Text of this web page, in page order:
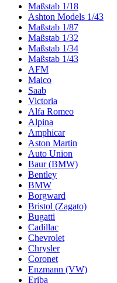
Maßstab 1/18
Ashton Models 1/43
Maßstab 1/87
Maßstab 1/32
Maßstab 1/34
Maßstab 1/43
AFM
Maico
Saab
Victoria
Alfa Romeo
Alpina
Amphicar
Aston Martin
Auto Union
Baur (BMW)
Bentley
BMW
Borgward
Bristol (Zagato)
Bugatti
Cadillac
Chevrolet
Chrysler
Coronet
Enzmann (VW)
Eriba